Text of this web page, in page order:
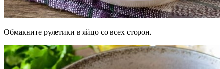
Обмакните рулетики в яйцо со всех сторон.